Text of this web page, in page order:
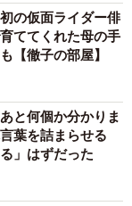
の仮面ライダー俳
ててくれた母の手
【徹子の部屋】
と何個か分かりま
葉を詰まらせる
」はずだった